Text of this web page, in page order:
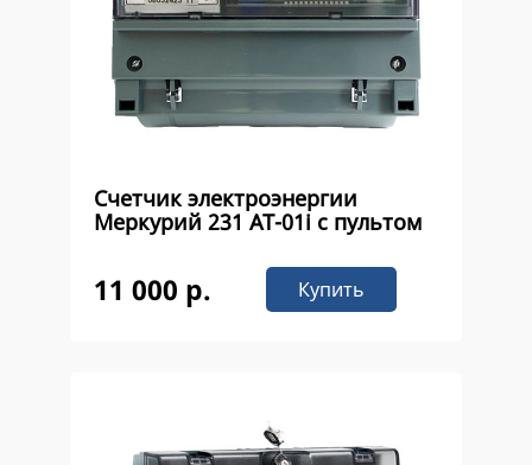
Счетчик электроэнергии
Меркурий 231 AT-01i с пультом
11 000 р. Купить